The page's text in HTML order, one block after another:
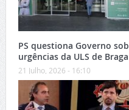
PS questiona Governo
urgências da ULS de Braga
21 Julho, 2026 - 16:10